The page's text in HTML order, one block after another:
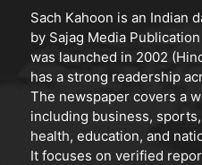
Sach Kahoon is an Indian
by Sajag Media
was launched in 2002
has a strong readership
The newspaper covers a
including business,
health, education, and
It focuses on verified